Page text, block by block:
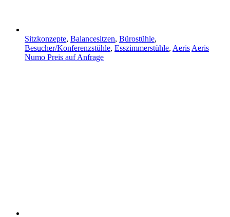
Sitzkonzepte, Balancesitzen, Bürostühle,
Besucher/Konferenzstühle, Esszimmerstühle, Aeris Aeris
Numo Preis auf Anfrage